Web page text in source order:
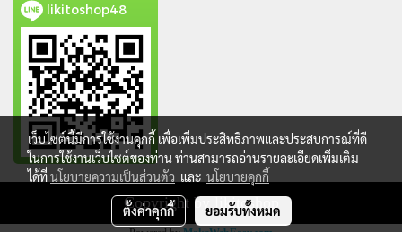
likitoshop48
Copyright by likitoshop
เว็บไซต์นี้มีการใช้งานคุกกี้ เพื่อเพิ่มประสิทธิภาพและประสบการณ์ที่ดี
ในการใช้งานเว็บไซต์ของท่าน ท่านสามารถอ่านรายละเอียดเพิ่มเติม
ได้ที่นโยบายความเป็นส่วนตัว และ นโยบายคุกกี้
ตั้งค่าคุกกี้ ยอมรับทั้งหมด